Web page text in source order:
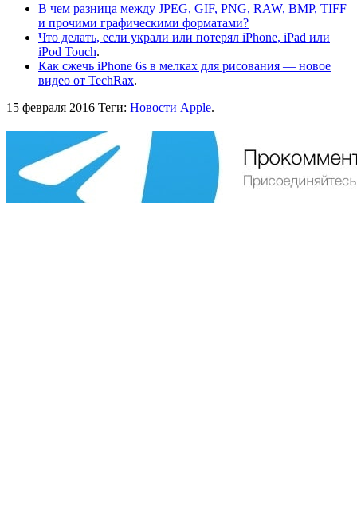
В чем разница между JPEG, GIF, PNG, RAW, BMP, TIFF
и прочими графическими форматами?
Что делать, если украли или потерял iPhone, iPad или
iPod Touch.
Как сжечь iPhone 6s в мелках для рисования — новое
видео от TechRax.
15 февраля 2016 Теги: Новости Apple.